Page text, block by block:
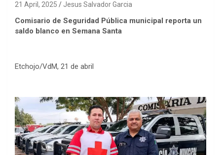
21 April, 2025 Jesus Salvador Garcia
Comisario de Seguridad Pública municipal reporta un
saldo blanco en Semana Santa
Etchojo/VdM, 21 de abril